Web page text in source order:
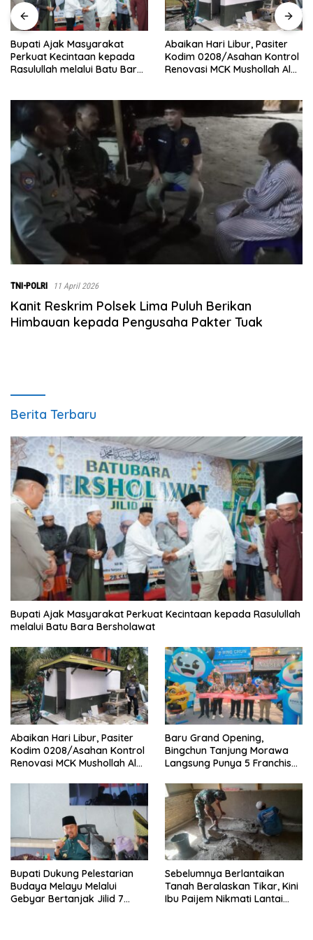
Ajak Masyarakat
Kecintaan kepada
melalui Batu Bara
Abaikan Hari Libur, Pasiter
Kodim 0208/Asahan Kontrol
Renovasi MCK Mushollah Al
TNI-POLRI 11 April 2026
Kanit Reskrim Polsek Lima Puluh Berikan
Himbauan kepada Pengusaha Pakter Tuak
Berita Terbaru
Bupati Ajak Masyarakat Perkuat Kecintaan kepada Rasulullah
melalui Batu Bara Bersholawat
Abaikan Hari Libur, Pasiter
Kodim 0208/Asahan Kontrol
Renovasi MCK Mushollah Al
‎Baru Grand Opening,
Bingchun Tanjung Morawa
Langsung Punya 5 Franchise
Bupati Dukung Pelestarian
Budaya Melayu Melalui
Gebyar Bertanjak Jilid 7
Sebelumnya Berlantaikan
Tanah Beralaskan Tikar, Kini
Ibu Paijem Nikmati Lantai